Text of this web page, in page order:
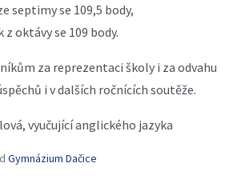
septimy se 109,5 body,
oktávy se 109 body.
za reprezentaci školy i za odvahu
i v dalších ročnících soutěže.
vyučující anglického jazyka
Gymnázium Dačice